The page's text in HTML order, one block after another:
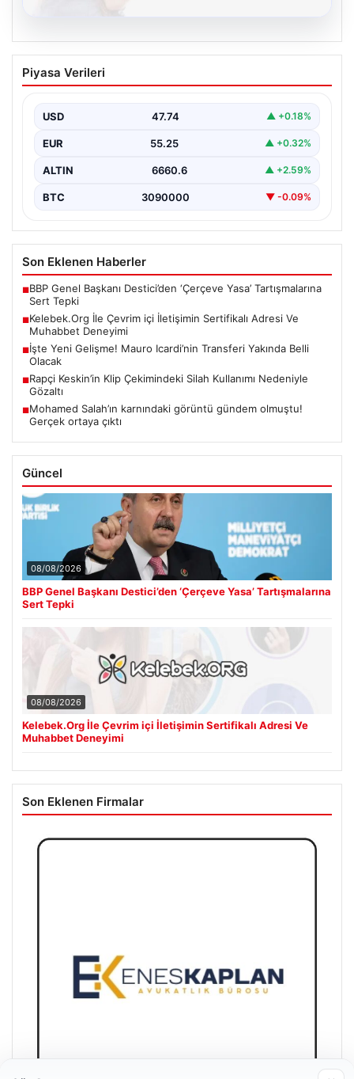
Kelebek.Org İle Çevrim içi İletişimin
Sertifikalı Adresi Ve Muhabbet
Sanal ortamında insanların kaliteli bir biçimde bağlantı
birçok…
Piyasa Verileri
USD 47.74 ▲ +0.18%
EUR 55.25 ▲ +0.32%
ALTIN 6660.6 ▲ +2.59%
BTC 3090000 ▼ -0.09%
Son Eklenen Haberler
■BBP Genel Başkanı Destici’den ‘Çerçeve Yasa’ Tartışmalarına
Sert Tepki
■Kelebek.Org İle Çevrim içi İletişimin Sertifikalı Adresi Ve
Muhabbet Deneyimi
■İşte Yeni Gelişme! Mauro Icardi’nin Transferi Yakında Belli
Olacak
■Rapçi Keskin’in Klip Çekimindeki Silah Kullanımı Nedeniyle
Gözaltı
■Mohamed Salah’ın karnındaki görüntü gündem olmuştu!
Gerçek ortaya çıktı
Güncel
08/08/2026
BBP Genel Başkanı Destici’den ‘Çerçeve Yasa’ Tartışmalarına
Sert Tepki
08/08/2026
Kelebek.Org İle Çevrim içi İletişimin Sertifikalı Adresi Ve
Muhabbet Deneyimi
Son Eklenen Firmalar